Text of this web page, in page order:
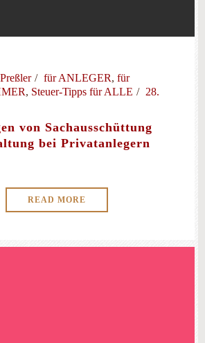
für ANLEGER, für
, Steuer-Tipps für ALLE
28.
von Sachausschüttung
bei Privatanlegern
READ MORE